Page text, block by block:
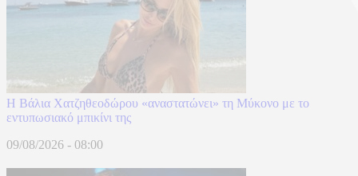
Η Βάλια Χατζηθεοδώρου «αναστατώνει» τη Μύκονο με το
εντυπωσιακό μπικίνι της
09/08/2026 - 08:00